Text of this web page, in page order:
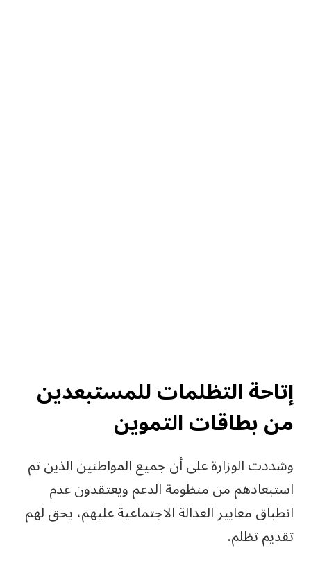
إتاحة التظلمات للمستبعدين
من بطاقات التموين
وشددت الوزارة على أن جميع المواطنين الذين تم
استبعادهم من منظومة الدعم ويعتقدون عدم
انطباق معايير العدالة الاجتماعية عليهم، يحق لهم
تقديم تظلم.